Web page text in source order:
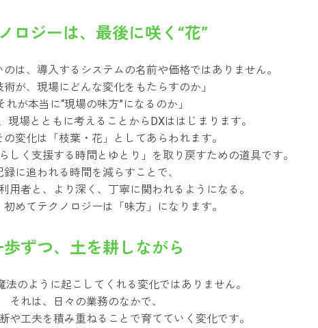
ロジーは、最後に咲く“花”
は、導入するシステムの名前や価格ではありません。
術が、現場にどんな変化をもたらすのか」
れが本当に“現場の味方”になるのか」
現場とともに考えることからDXははじまります。
の変化は「枝葉・花」としてあらわれます。
しく支援する時間とゆとり」を取り戻すための道具です。
録に追われる時間を減らすことで、
用者と、より深く、丁寧に関われるようになる。
初めてテクノロジーは「味方」になります。
歩ずつ、土を耕しながら
法のように起こしてくれる変化ではありません。
それは、日々の業務のなかで、
や工夫を積み重ねることで育てていく変化です。